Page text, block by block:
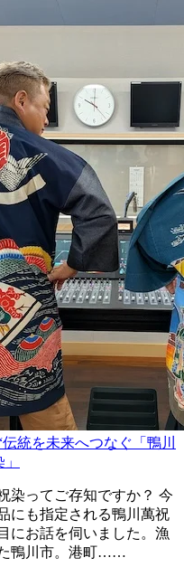
統を未来へつなぐ「鴨川
染ってご存知ですか？ 今
にも指定される鴨川萬祝
にお話を伺いました。漁
鴨川市。港町……